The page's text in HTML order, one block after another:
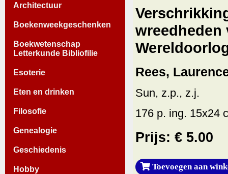
Architectuur
Boekenweekgeschenken
Boekwetenschap
Letterkunde Bibliofilie
Esoterie
Eten en drinken
Filosofie
Genealogie
Geschiedenis
Hobby
wreedheden
Rees,
Sun, z.p., z.j.
176 p. ing. 15x24
Prijs: € 5.00
Toevoegen aan